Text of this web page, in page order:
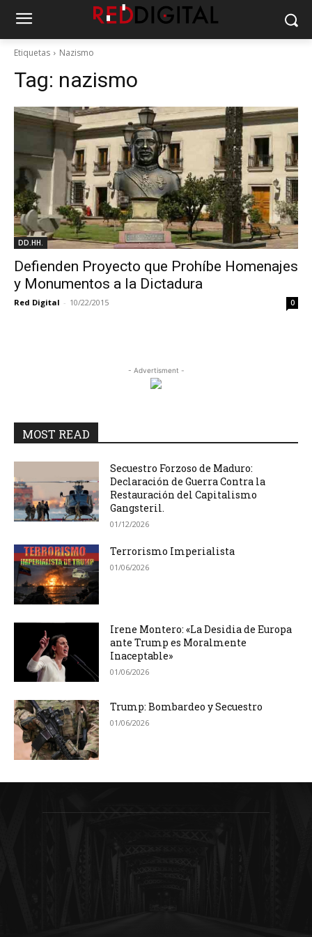
Etiquetas Nazismo
Tag: nazismo
DD.HH.
Defienden Proyecto que Prohíbe Homenajes
y Monumentos a la Dictadura
Red Digital - 10/22/2015 0
- Advertisment -
MOST READ
Secuestro Forzoso de Maduro:
Declaración de Guerra Contra la
Restauración del Capitalismo
Gangsteril.
01/12/2026
Terrorismo Imperialista
01/06/2026
Irene Montero: «La Desidia de Europa
ante Trump es Moralmente
Inaceptable»
01/06/2026
Trump: Bombardeo y Secuestro
01/06/2026